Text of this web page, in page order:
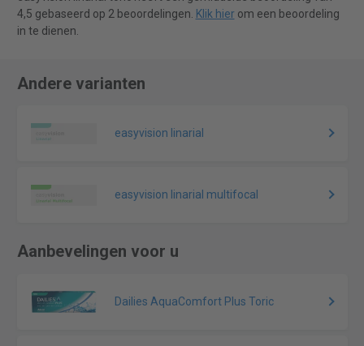
4,5 gebaseerd op 2 beoordelingen. Klik hierom een beoordeling
in te dienen.
Andere varianten
easyvision linarial
easyvision linarial multifocal
Aanbevelingen voor u
Dailies AquaComfort Plus Toric